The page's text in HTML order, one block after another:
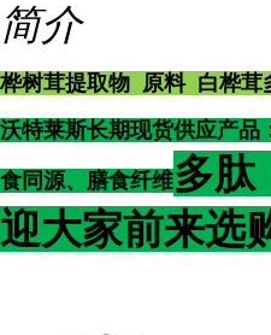
简介
桦树茸提取物 原料 白桦茸
沃特莱斯长期现货供应产品
食同源、膳食纤维多
迎大家前来选